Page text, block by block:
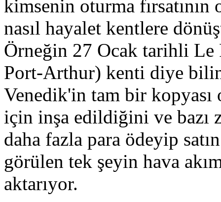
kimsenin oturma fırsatının
nasıl hayalet kentlere
Örneğin 27 Ocak tarihli Le
Port-Arthur) kenti diye
Venedik'in tam bir
için inşa edildiğini ve bazı
daha fazla para ödeyip
görülen tek şeyin hava
aktarıyor.